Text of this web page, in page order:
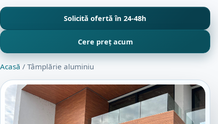
Solicită ofertă în 24-48h
Cere preț acum
Acasă / Tâmplărie aluminiu